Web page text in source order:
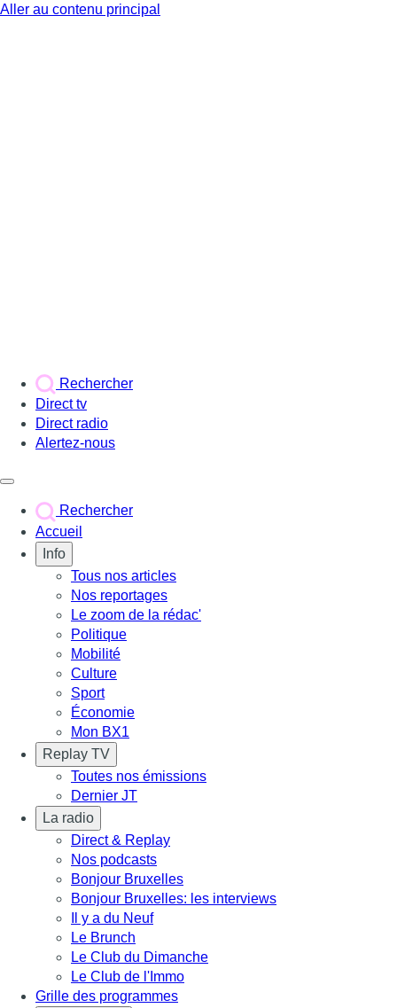
Aller au contenu principal
Rechercher
Direct tv
Direct radio
Alertez-nous
Rechercher
Accueil
Info
Tous nos articles
Nos reportages
Le zoom de la rédac'
Politique
Mobilité
Culture
Sport
Économie
Mon BX1
Replay TV
Toutes nos émissions
Dernier JT
La radio
Direct & Replay
Nos podcasts
Bonjour Bruxelles
Bonjour Bruxelles: les interviews
Il y a du Neuf
Le Brunch
Le Club du Dimanche
Le Club de l'Immo
Grille des programmes